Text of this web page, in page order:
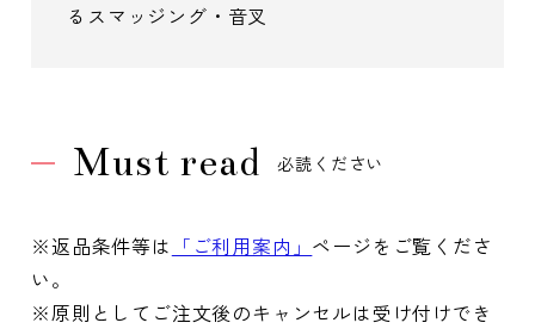
るスマッジング・音叉
Must read 必読ください
※返品条件等は 「ご利用案内」 ページをご覧くださ
い。
※原則としてご注文後のキャンセルは受け付けでき